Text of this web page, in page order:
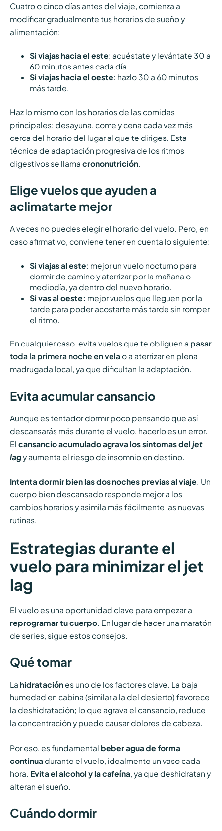
Cuatro o cinco días antes del viaje, comienza a
modificar gradualmente tus horarios de sueño y
alimentación:
Si viajas hacia el este: acuéstate y levántate 30 a
60 minutos antes cada día.
Si viajas hacia el oeste: hazlo 30 a 60 minutos
más tarde.
Haz lo mismo con los horarios de las comidas
principales: desayuna, come y cena cada vez más
cerca del horario del lugar al que te diriges. Esta
técnica de adaptación progresiva de los ritmos
digestivos se llama crononutrición.
Elige vuelos que ayuden a
aclimatarte mejor
A veces no puedes elegir el horario del vuelo. Pero, en
caso afirmativo, conviene tener en cuenta lo siguiente:
Si viajas al este: mejor un vuelo nocturno para
dormir de camino y aterrizar por la mañana o
mediodía, ya dentro del nuevo horario.
Si vas al oeste: mejor vuelos que lleguen por la
tarde para poder acostarte más tarde sin romper
el ritmo.
En cualquier caso, evita vuelos que te obliguen a pasar
toda la primera noche en vela o a aterrizar en plena
madrugada local, ya que dificultan la adaptación.
Evita acumular cansancio
Aunque es tentador dormir poco pensando que así
descansarás más durante el vuelo, hacerlo es un error.
El cansancio acumulado agrava los síntomas del jet
lagy aumenta el riesgo de insomnio en destino.
Intenta dormir bien las dos noches previasal viaje. Un
cuerpo bien descansado responde mejor a los
cambios horarios y asimila más fácilmente las nuevas
rutinas.
Estrategias durante el
vuelo para minimizar el jet
lag
El vuelo es una oportunidad clave para empezar a
reprogramar tu cuerpo. En lugar de hacer una maratón
de series, sigue estos consejos.
Qué tomar
La hidrataciónes uno de los factores clave. La baja
humedad en cabina (similar a la del desierto) favorece
la deshidratación; lo que agrava el cansancio, reduce
la concentración y puede causar dolores de cabeza.
Por eso, es fundamental beber agua de forma
continuadurante el vuelo, idealmente un vaso cada
hora. Evita el alcohol y la cafeína, ya que deshidratan y
alteran el sueño.
Cuándo dormir